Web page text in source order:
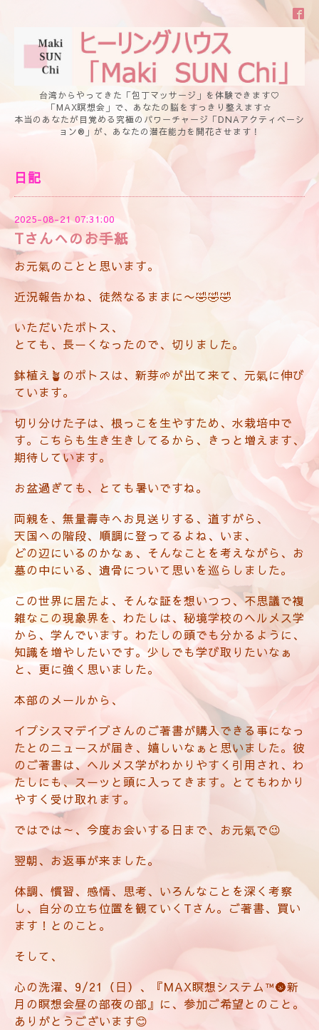
台湾からやってきた「包丁マッサージ」を体験できます♡
「MAX瞑想会」で、あなたの脳をすっきり整えます☆
本当のあなたが目覚める究極のパワーチャージ「DNAアクティベーシ
ョン®」が、あなたの潜在能力を開花させます！
日記
2025-08-21 07:31:00
Tさんへのお手紙
お元氣のことと思います。
近況報告かね、徒然なるままに〜🤣🤣🤣
いただいたポトス、
とても、長ーくなったので、切りました。
鉢植え🪴のポトスは、新芽🌱が出て来て、元氣に伸び
ています。
切り分けた子は、根っこを生やすため、水栽培中で
す。こちらも生き生きしてるから、きっと増えます、
期待しています。
お盆過ぎても、とても暑いですね。
両親を、無量壽寺へお見送りする、道すがら、
天国への階段、順調に登ってるよね、いま、
どの辺にいるのかなぁ、そんなことを考えながら、お
墓の中にいる、遺骨について思いを巡らしました。
この世界に居たよ、そんな証を想いつつ、不思議で複
雑なこの現象界を、わたしは、秘境学校のヘルメス学
から、学んでいます。わたしの頭でも分かるように、
知識を増やしたいです。少しでも学び取りたいなぁ
と、更に強く思いました。
本部のメールから、
イプシスマデイブさんのご著書が購入できる事になっ
たとのニュースが届き、嬉しいなぁと思いました。彼
のご著書は、ヘルメス学がわかりやすく引用され、わ
たしにも、スーッと頭に入ってきます。とてもわかり
やすく受け取れます。
ではでは～、今度お会いする日まで、お元氣で😉
翌朝、お返事が来ました。
体調、慣習、感情、思考、いろんなことを深く考察
し、自分の立ち位置を観ていくTさん。ご著書、買い
ます！とのこと。
そして、
心の洗濯、9/21（日）、『MAX瞑想システム™🌚新
月の瞑想会昼の部夜の部』に、参加ご希望とのこと。
ありがとうございます😊